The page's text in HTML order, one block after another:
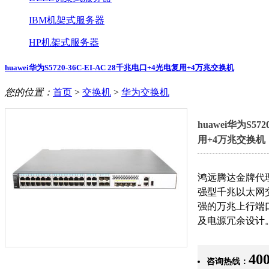
IBM机架式服务器
HP机架式服务器
huawei华为S5720-36C-EI-AC 28千兆电口+4光电复用+4万兆交换机
您的位置： 首页 > 交换机 > 华为交换机
huawei华为
用+4万兆交换机
鸿远腾达金牌代
强型千兆以太网
强的万兆上行端
及电源冗余设计
咨询热线：